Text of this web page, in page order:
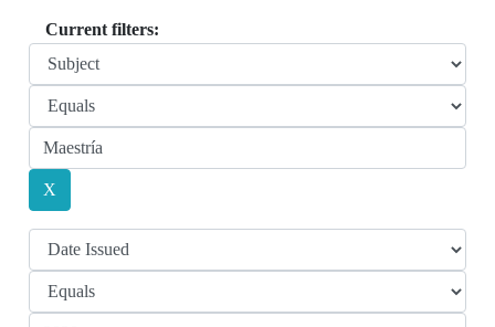
Current filters: